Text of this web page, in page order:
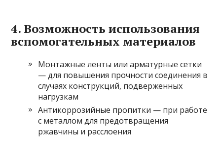
4. Возможность использования
вспомогательных материалов
Монтажные ленты или арматурные сетки
— для повышения прочности соединения в
случаях конструкций, подверженных
нагрузкам
Антикоррозийные пропитки — при работе
с металлом для предотвращения
ржавчины и расслоения